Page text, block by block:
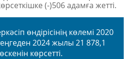
(-)506 адамға жетті.
өндірісінің көлемі 2020
2024 жылы 21 878,1
көрсетті.